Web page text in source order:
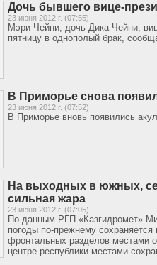
Дочь бывшего вице-
23 июня 2012 г. (07:55)
Мэри Чейни, дочь Дика Чейни,
пятницу в однополый брак,
В Приморье снова
23 июня 2012 г. (07:52)
В Приморье вновь появились
На выходных в южных,
сильная жара
23 июня 2012 г. (07:05)
По данным РГП «Казгидромет»
погоды по-прежнему
фронтальных разделов местами
центре республики местами